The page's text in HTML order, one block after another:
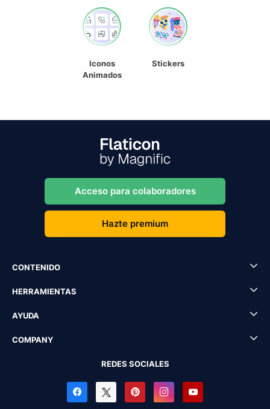
Iconos
Animados
Stickers
Acceso para colaboradores
Hazte premium
CONTENIDO
HERRAMIENTAS
AYUDA
COMPANY
REDES SOCIALES